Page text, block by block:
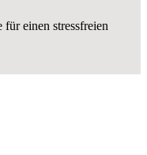
einen stressfreien